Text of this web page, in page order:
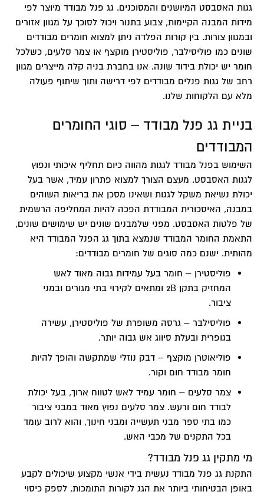
גגות האסבסט המיושנים והמסוכנים. גג פנל מבודד מיוצר לפי
מידות המבנה הקיימות, צבוע בתנור ויכול לסוכך על מגוון אזורים
ובמגוון צורות. בין קורות הפלדה ניתן למצוא חומרים מבודדים
שונים כמו פוליסילבר, פוליסטירן מוקצף או צמר סלעים, כשלכל
חומר יש יכולת בידוד שונה. אנו בחברת בניה קלה מייצרים מגוון
רחב של גגות פנלים מבודדים לפי דרישה ותוך שיתוף פעולה
מלא עם הלקוחות שלנו.
בניית גג פנל מבודד – סוגי החומרים
המבודדים
השימוש בפנל מבודד לגגות מהווה כיום תחליף איכותי ונפוץ
לגגות האסבסט. מעצם הצורך למצוא פתרון עמיד, אשר בעל
יכולת נשיאת משקל לגגות ושאינו מסכן את בריאות השוהים
במבנה, האיסכורית המבודדת הפכה להיות המחליפה הרשמית
של פלטות האסבסט. מפני שלמבנים שונים יש שימושים שונים,
התאמת החומר המבודד שנמצא בתוך גג הפנל המבודד היא
מהותית. ישנם כמה סוגים של חומרים מבודדים:
פוליסטירן – חומר בעל עמידות גבוה מאוד לאש
המחזיק בתקן 2B ומתאים לקירוי בתי מגורים ובמני
ציבור.
פוליסילבר – גרסה משופרת של פוליסטירן, עשירה
בגופרית ובעלת סיווג אש גבוה יותר.
פוליאוטרן מוקצף – דבק נוזלי שמתקשה והופך להיות
חומר מבודד חום וקור.
צמר סלעים – חומר עמיד לאש לטווח ארוך, בעל יכולת
לבודד חום ורעש. צמר סלעים נפוץ מאוד במבני ציבור
כמו בתי ספר מבני תעשייה ומבני חינוך, והוא לרוב עומד
בכל התקנים של מכבי האש.
מי מתקין גג פנל מבודד?
התקנת גג פנל מבודד נעשית בידי אנשי מקצוע שיכולים לקבע
באופן הבטיחותי ביותר את הגג לקורות התומכות, לספק כיסוי